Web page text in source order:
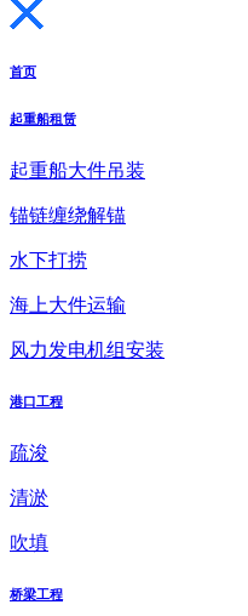
首页
起重船租赁
起重船大件吊装
锚链缠绕解锚
水下打捞
海上大件运输
风力发电机组安装
港口工程
疏浚
清淤
吹填
桥梁工程